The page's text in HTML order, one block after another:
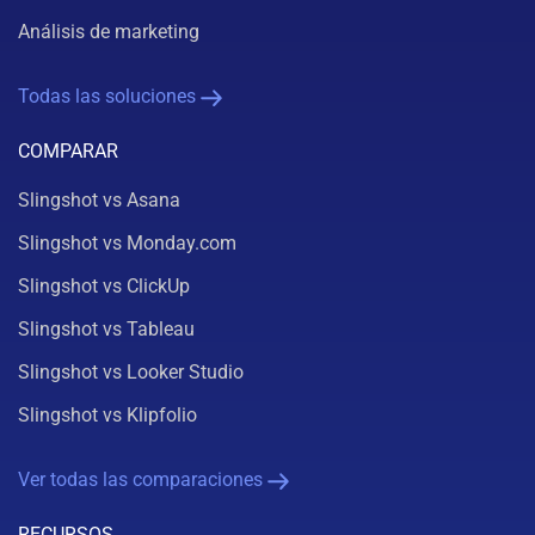
Análisis de marketing
Todas las soluciones
COMPARAR
Slingshot vs Asana
Slingshot vs Monday.com
Slingshot vs ClickUp
Slingshot vs Tableau
Slingshot vs Looker Studio
Slingshot vs Klipfolio
Ver todas las comparaciones